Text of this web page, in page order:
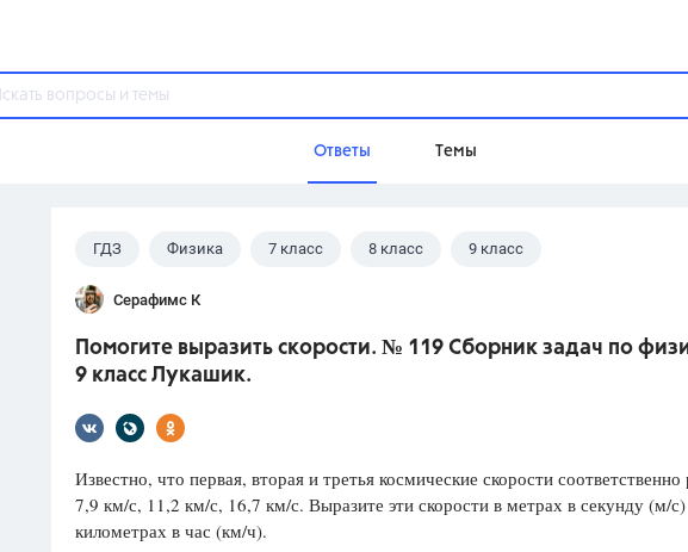
Ответы Темы
Популярные темы
ГДЗ
ОГЭ
ФИПИ
ответов
Домашнее задание
Разумовская М.М.,Габриелян
ГДЗ Физика 7 класс 8 класс 9 класс
Лукашик В.И.
Серафимс К
Помогите выразить скорости. № 119 Сборник задач по
9 класс Лукашик.
Известно, что первая, вторая и третья космические скорости
7,9 км/с, 11,2 км/с, 16,7 км/с. Выразите эти скорости в метрах в секунду (м/
километрах в час (км/ч).